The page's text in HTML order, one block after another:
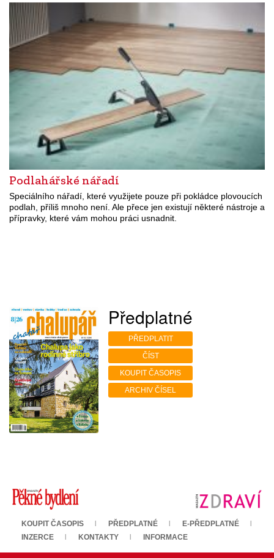
Podlahářské nářadí
Speciálního nářadí, které využijete pouze při pokládce plovoucích
podlah, příliš mnoho není. Ale přece jen existují některé nástroje a
přípravky, které vám mohou práci usnadnit.
Předplatné
PŘEDPLATIT
ČÍST
KOUPIT ČASOPIS
ARCHIV ČÍSEL
KOUPIT ČASOPIS PŘEDPLATNÉ
E-PŘEDPLATNÉ
INZERCE
KONTAKTY INFORMACE